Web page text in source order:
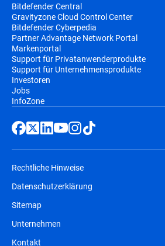
Bitdefender Central
Gravityzone Cloud Control Center
Bitdefender Cyberpedia
Partner Advantage Network Portal
Markenportal
Support für Privatanwenderprodukte
Support für Unternehmensprodukte
Investoren
Jobs
InfoZone
Rechtliche Hinweise
Datenschutzerklärung
Sitemap
Unternehmen
Kontakt